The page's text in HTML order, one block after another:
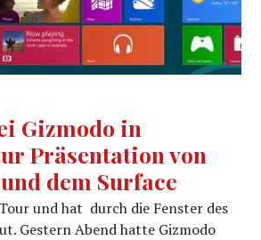
Gizmodo in
Präsentation von
dem Surface
und hat durch die Fenster des
Gestern Abend hatte Gizmodo